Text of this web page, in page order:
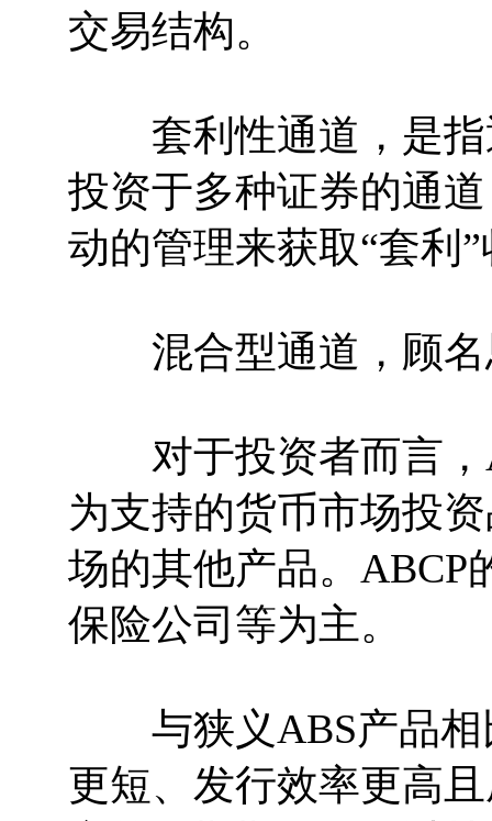
交易结构。
套利性通道，是指
投资于多种证券的通
动的管理来获取“套利
混合型通道，顾名
对于投资者而言，
为支持的货币市场投
场的其他产品。ABCP
保险公司等为主。
与狭义ABS产品相
更短、发行效率更高